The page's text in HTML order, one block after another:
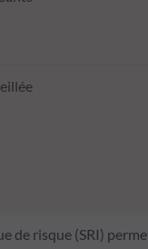
de risque (SRI)